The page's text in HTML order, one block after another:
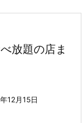
放題の店ま
12月15日